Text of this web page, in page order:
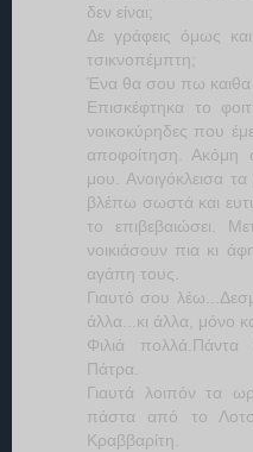
δεν είναι;
Δε γράφεις όμως
τσικνοπέμπτη;
Ένα θα σου πω καιθα
Επισκέφτηκα το
νοικοκύρηδες που
αποφοίτηση. Ακόμη
μου. Ανοιγόκλεισα
βλέπω σωστά και
το επιβεβαιώσει.
νοικιάσουν πια κι
αγάπη τους.
Γιαυτό σου
άλλα...κι άλλα, μόνο
Φιλιά πολλά.Πάντα
Πάτρα.
Γιαυτά λοιπόν τα
πάστα από το
Κραββαρίτη.